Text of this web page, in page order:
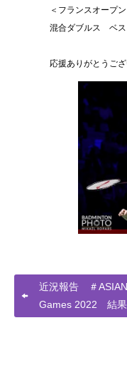
＜フランスオープン
混合ダブルス ベ
応援ありがとうご
近況報告 ＃ASIAN
Games 2022 結果